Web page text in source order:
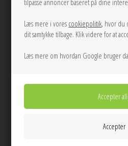
tilpasse annoncer baseret på dine
Læs mere i vores cookiepolitik, hvor du
dit samtykke tilbage. Klik videre for at
Læs mere om hvordan Google bruger
Bou small crinkle Oleatex bag Dark